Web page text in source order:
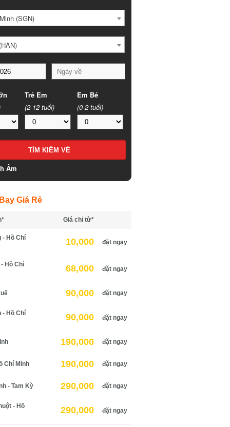
(SGN)
Trẻ Em
(2-12 tuổi)
Em Bé
(0-2 tuổi)
Âm
Giá Rẻ
Giá chỉ từ*
Hồ Chí
10,000 đặt ngay
Hồ Chí
68,000 đặt ngay
90,000 đặt ngay
Hồ Chí
90,000 đặt ngay
190,000 đặt ngay
Chí Minh 190,000 đặt ngay
- Tam Kỳ 290,000 đặt ngay
- Hồ
290,000 đặt ngay